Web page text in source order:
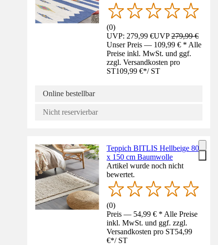
(0)
UVP: 279,99 €UVP279,99 €
Unser Preis — 109,99 € * Alle
Preise inkl. MwSt. und ggf.
zzgl. Versandkosten pro
ST109,99 €*/ ST
Online bestellbar
Nicht reservierbar
Teppich BITLIS Hellbeige 80
x 150 cm Baumwolle
Artikel wurde noch nicht
bewertet.
(0)
Preis — 54,99 € * Alle Preise
inkl. MwSt. und ggf. zzgl.
Versandkosten pro ST54,99
€*/ ST